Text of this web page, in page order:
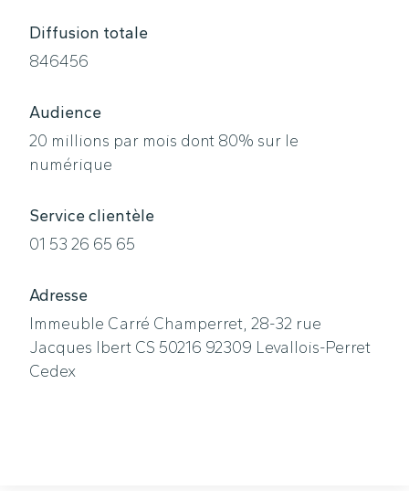
Diffusion totale
846456
Audience
20 millions par mois dont 80% sur le
numérique
Service clientèle
01 53 26 65 65
Adresse
Immeuble Carré Champerret, 28-32 rue
Jacques Ibert CS 50216 92309 Levallois-Perret
Cedex